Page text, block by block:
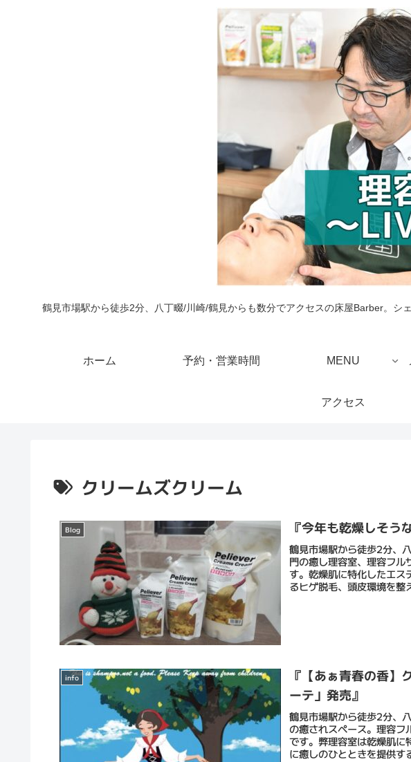
鶴見市場駅から徒歩2分、八丁畷/川崎/鶴見からも数分でアクセスの床屋Barber。
ホーム 予約・営業時間 MENU
アクセス
クリームズクリーム
Blog 『今年も乾燥しそう
鶴見市場駅から徒歩2分、
門の癒し理容室、理容フ
す。乾燥肌に特化したエス
るヒゲ脱毛、頭皮環境を
info
『【あぁ青春の香】
ーテ」発売』
鶴見市場駅から徒歩2分、
の癒されスペース。理容
です。弊理容室は乾燥肌に
に癒しのひとときを提供